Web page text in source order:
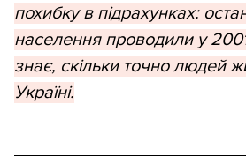
соціальних досліджень
НАН України на 2023 рік.
моделювали у 2020-му. Ми
тому, що прогноз
похибку в підрахунках:
населення проводили у
знає, скільки точно людей
Україні.